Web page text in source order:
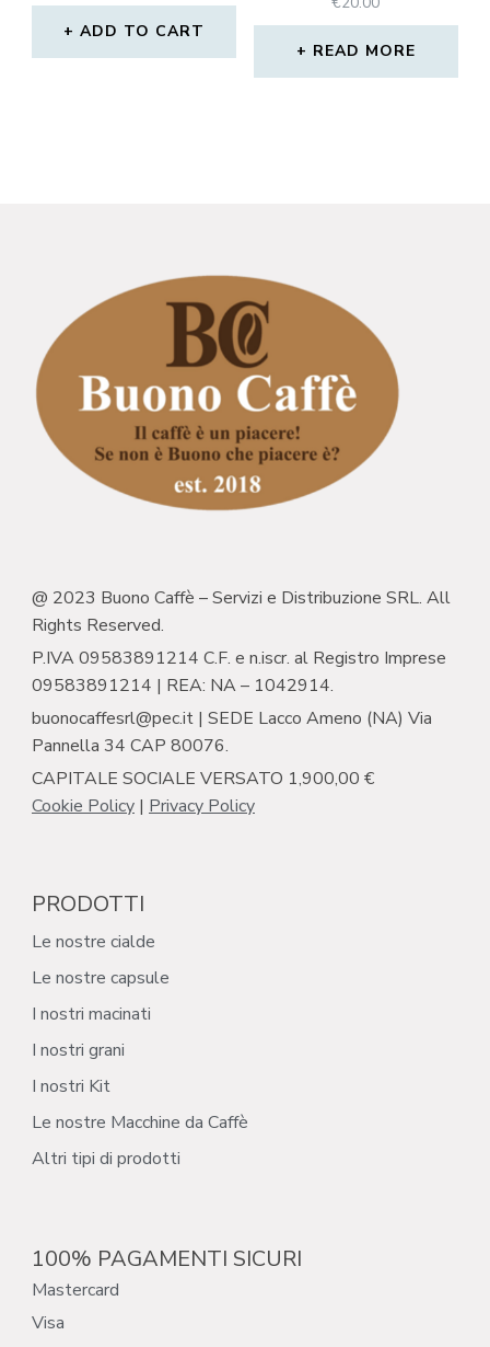
ADD TO CART
READ MORE
@ 2023 Buono Caffè – Servizi e Distribuzione SRL. All
Rights Reserved.
P.IVA 09583891214 C.F. e n.iscr. al Registro Imprese
09583891214 | REA: NA – 1042914.
buonocaffesrl@pec.it | SEDE Lacco Ameno (NA) Via
Pannella 34 CAP 80076.
CAPITALE SOCIALE VERSATO 1,900,00 €
Cookie Policy | Privacy Policy
PRODOTTI
Le nostre cialde
Le nostre capsule
I nostri macinati
I nostri grani
I nostri Kit
Le nostre Macchine da Caffè
Altri tipi di prodotti
100% PAGAMENTI SICURI
Mastercard
Visa